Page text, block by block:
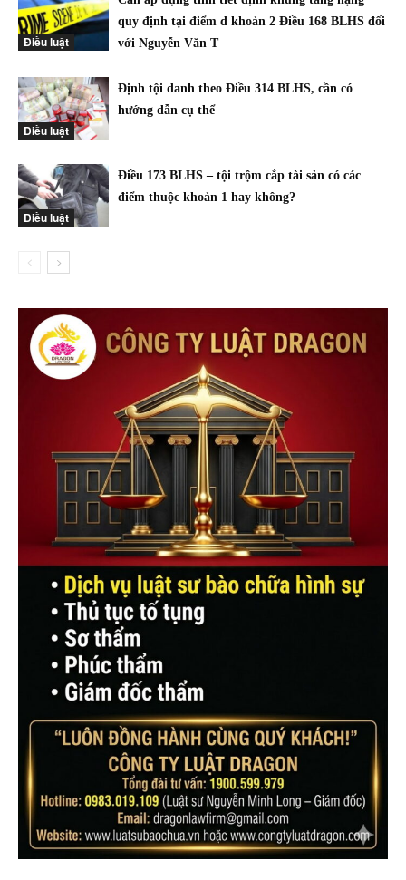
Điều luật
quy định tại điểm d khoản 2 Điều 168 BLHS đối
với Nguyễn Văn T
Điều luật
Định tội danh theo Điều 314 BLHS, cần có
hướng dẫn cụ thể
Điều luật
Điều 173 BLHS – tội trộm cắp tài sản có các
điểm thuộc khoản 1 hay không?